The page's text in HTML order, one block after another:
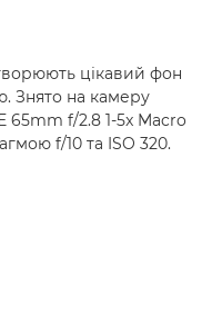
цікавий фон
Знято на камеру
65mm f/2.8 1-5x Macro
f/10 та ISO 320.